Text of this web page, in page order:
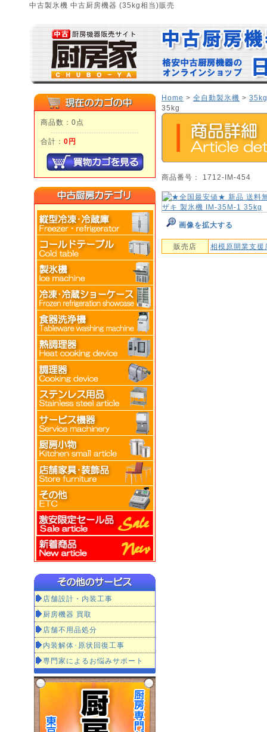
中古製氷機 中古厨房機器 (35kg相当)販売
商品数：0点
合計： 0円
店舗設計・内装工事
厨房機器 買取
店舗不用品処分
内装解体･原状回復工事
専門家によるお悩みサポート
Home > 全自動製氷機 >
35kg
商品番号： 1712-IM-454
画像を拡大する
販売店 相模原開業支援